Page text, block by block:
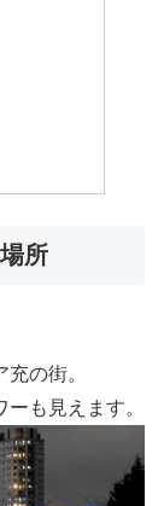
所
の街。
も見えます。